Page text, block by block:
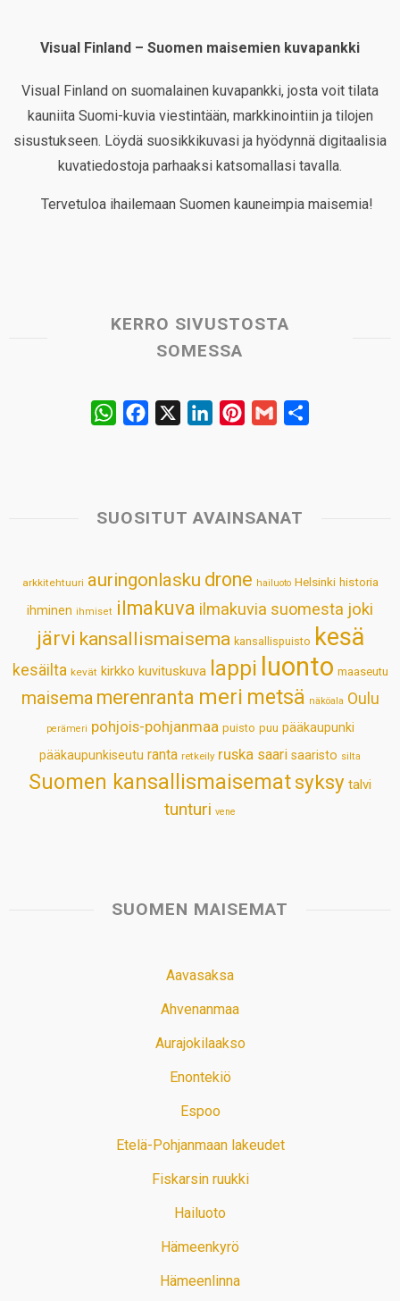
Visual Finland – Suomen maisemien kuvapankki
Visual Finland on suomalainen kuvapankki, josta voit tilata
kauniita Suomi-kuvia viestintään, markkinointiin ja tilojen
sisustukseen. Löydä suosikkikuvasi ja hyödynnä digitaalisia
kuvatiedostoja parhaaksi katsomallasi tavalla.
Tervetuloa ihailemaan Suomen kauneimpia maisemia!
KERRO SIVUSTOSTA
SOMESSA
W
s
p
b
k
e
n
e
s
t
l
SUOSITUT AVAINSANAT
arkkitehtuuri auringonlasku drone hailuoto Helsinki historia
ihminen ihmiset ilmakuva ilmakuvia suomesta joki
järvi kansallismaisema kansallispuisto kesä
kesäilta kevät kirkko kuvituskuva lappi luonto maaseutu
maisema merenranta meri metsä näköala Oulu
perämeri pohjois-pohjanmaa puisto puu pääkaupunki
pääkaupunkiseutu ranta retkeily ruska saari saaristo silta
Suomen kansallismaisematsyksy talvi
tunturi vene
SUOMEN MAISEMAT
Aavasaksa
Ahvenanmaa
Aurajokilaakso
Enontekiö
Espoo
Etelä-Pohjanmaan lakeudet
Fiskarsin ruukki
Hailuoto
Hämeenkyrö
Hämeenlinna